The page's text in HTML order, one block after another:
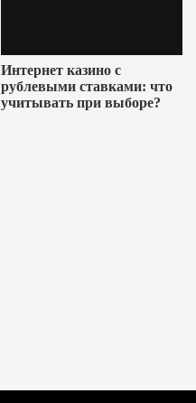
Интернет казино с
рублевыми ставками: что
учитывать при выборе?